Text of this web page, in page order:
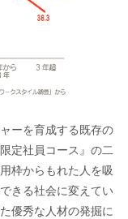
ーを育成する既存の
定社員コース』の二
枠からもれた人を吸
きる社会に変えてい
優秀な人材の発掘に